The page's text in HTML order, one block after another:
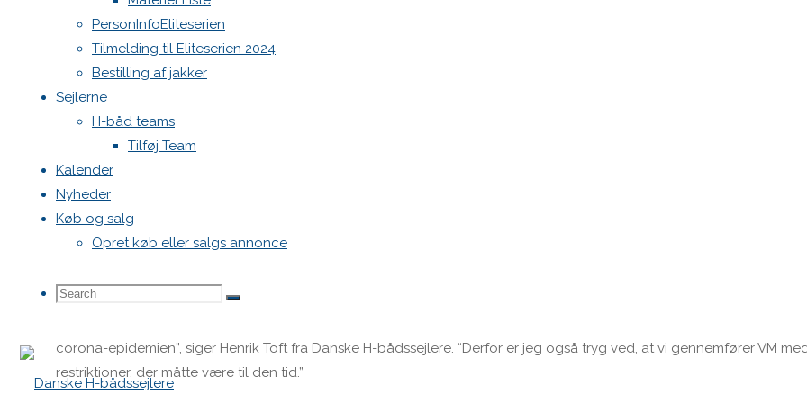
PersonInfoEliteserien
Tilmelding til Eliteserien 2024
Bestilling af jakker
Sejlerne
H-båd teams
Tilføj Team
Kalender
Nyheder
Køb og salg
Opret køb eller salgs annonce
Search
Search
for:
Search
Allerede nu arbejdes der på en såkaldt corona-protokol, som i detaljer beskriver de elementer i begivenheden, der kan
sundhedsmæssig risiko.
Det gælder blandt andet omgangen mellem deltagere, dommere og officials, samt de mange frivillige. Desuden ventes en
skare af tilskuere til Struer, under VM-stævnet.
“Der bliver taget højde for alle scenarier, så vi skaber den fornødne sikkerhed”, siger Otto G. Jensen. “Vi har et fortrinligt
samarbejde med myndighederne, og tror det kan skabe en succesfuld afvikling af VM, i coronaens skygge.”
Ud over danske top-sejlere, kommer VM-deltagerne blandt andet fra lande som Sverige, Tyskland, Finland og Italien. Covid
Struer næste sommer.
corona-epidemien”, siger Henrik Toft fra Danske H-bådssejlere. “Derfor er jeg også tryg ved, at vi gennemfører VM
restriktioner, der måtte være til den tid.”